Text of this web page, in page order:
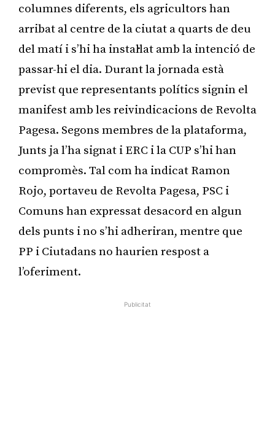
columnes diferents, els agricultors han
arribat al centre de la ciutat a quarts de deu
del matí i s’hi ha instal·lat amb la intenció de
passar-hi el dia. Durant la jornada està
previst que representants polítics signin el
manifest amb les reivindicacions de Revolta
Pagesa. Segons membres de la plataforma,
Junts ja l’ha signat i ERC i la CUP s’hi han
compromès. Tal com ha indicat Ramon
Rojo, portaveu de Revolta Pagesa, PSC i
Comuns han expressat desacord en algun
dels punts i no s’hi adheriran, mentre que
PP i Ciutadans no haurien respost a
l’oferiment.
Publicitat